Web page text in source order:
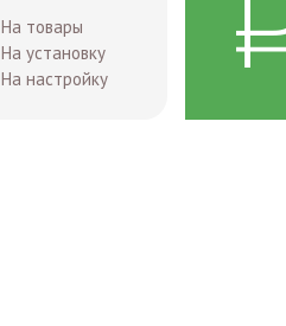
На товары
На установку
На настройку